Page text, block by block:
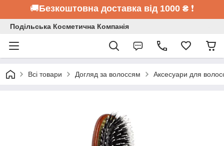
🚚Безкоштовна доставка від 1000 ₴ ❗
Подільська Косметична Компанія
Всі товари Догляд за волоссям Аксесуари для